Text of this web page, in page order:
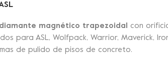
magnético trapezoidal con
para ASL, Wolfpack, Warrior, Maverick,
de pulido de pisos de concreto.